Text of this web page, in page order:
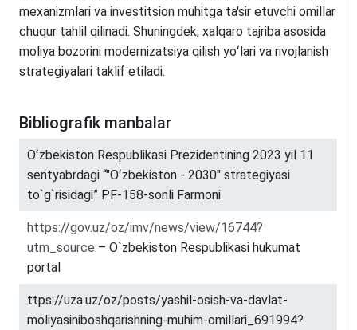
mexanizmlari va investitsion muhitga ta'sir etuvchi omillar
chuqur tahlil qilinadi. Shuningdek, xalqaro tajriba asosida
moliya bozorini modernizatsiya qilish yoʻlari va rivojlanish
strategiyalari taklif etiladi.
Bibliografik manbalar
Oʻzbekiston Respublikasi Prezidentining 2023 yil 11
sentyabrdagi “"Oʻzbekiston - 2030" strategiyasi
to`g`risidagi” PF-158-sonli Farmoni
https://gov.uz/oz/imv/news/view/16744?
utm_source – O`zbekiston Respublikasi hukumat
portal
ttps://uza.uz/oz/posts/yashil-osish-va-davlat-
moliyasiniboshqarishning-muhim-omillari_691994?